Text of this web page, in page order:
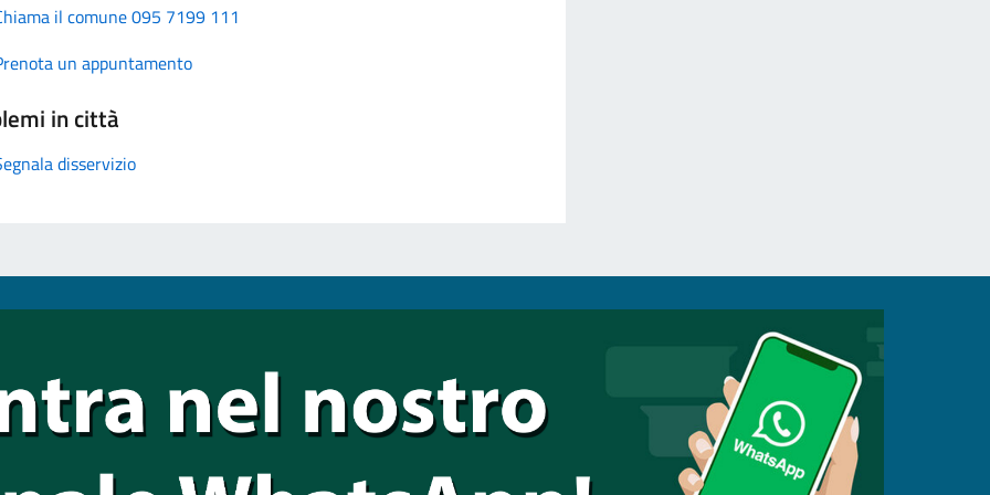
il comune 095 7199 111
un appuntamento
in città
disservizio